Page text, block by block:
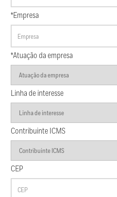
*Empresa
*Atuação da empresa
Linha de interesse
Contribuinte ICMS
CEP